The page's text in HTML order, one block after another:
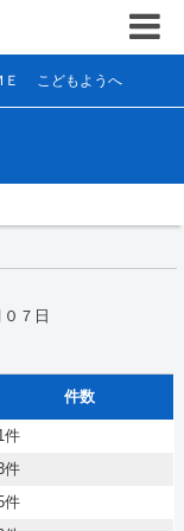
Ｅ こどもようへ
７日
件数
件
件
件